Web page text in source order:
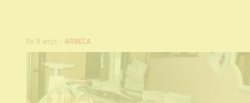
Fa 9 anys - ARBECA